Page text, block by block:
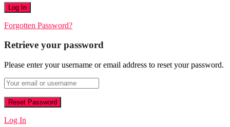
Forgotten Password?
Retrieve your password
Please enter your username or email address to reset your password.
Log In